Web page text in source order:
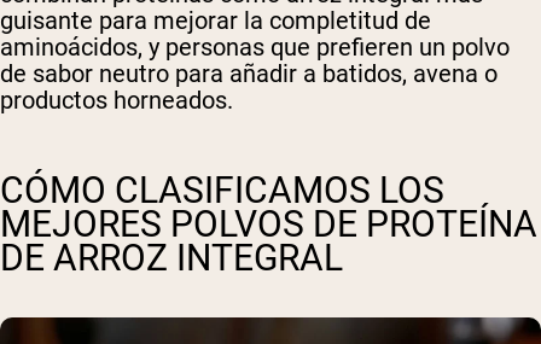
guisante para mejorar la completitud de
aminoácidos, y personas que prefieren un polvo
de sabor neutro para añadir a batidos, avena o
productos horneados.
CÓMO CLASIFICAMOS LOS
MEJORES POLVOS DE PROTEÍNA
DE ARROZ INTEGRAL